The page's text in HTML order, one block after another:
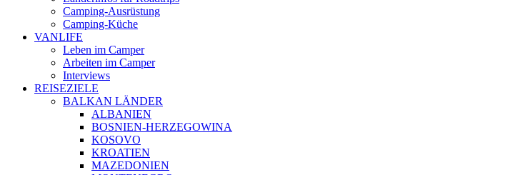
Camping-Ausrüstung
Camping-Küche
VANLIFE
Leben im Camper
Arbeiten im Camper
Interviews
REISEZIELE
BALKAN LÄNDER
ALBANIEN
BOSNIEN-HERZEGOWINA
KOSOVO
KROATIEN
MAZEDONIEN